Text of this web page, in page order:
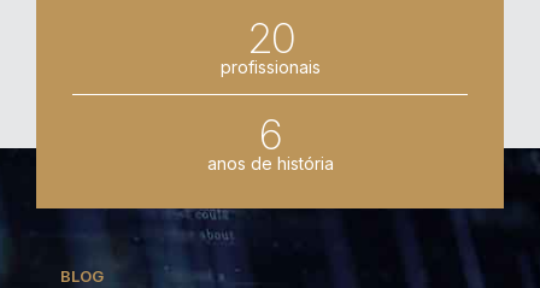
20
profissionais
6
anos de história
BLOG